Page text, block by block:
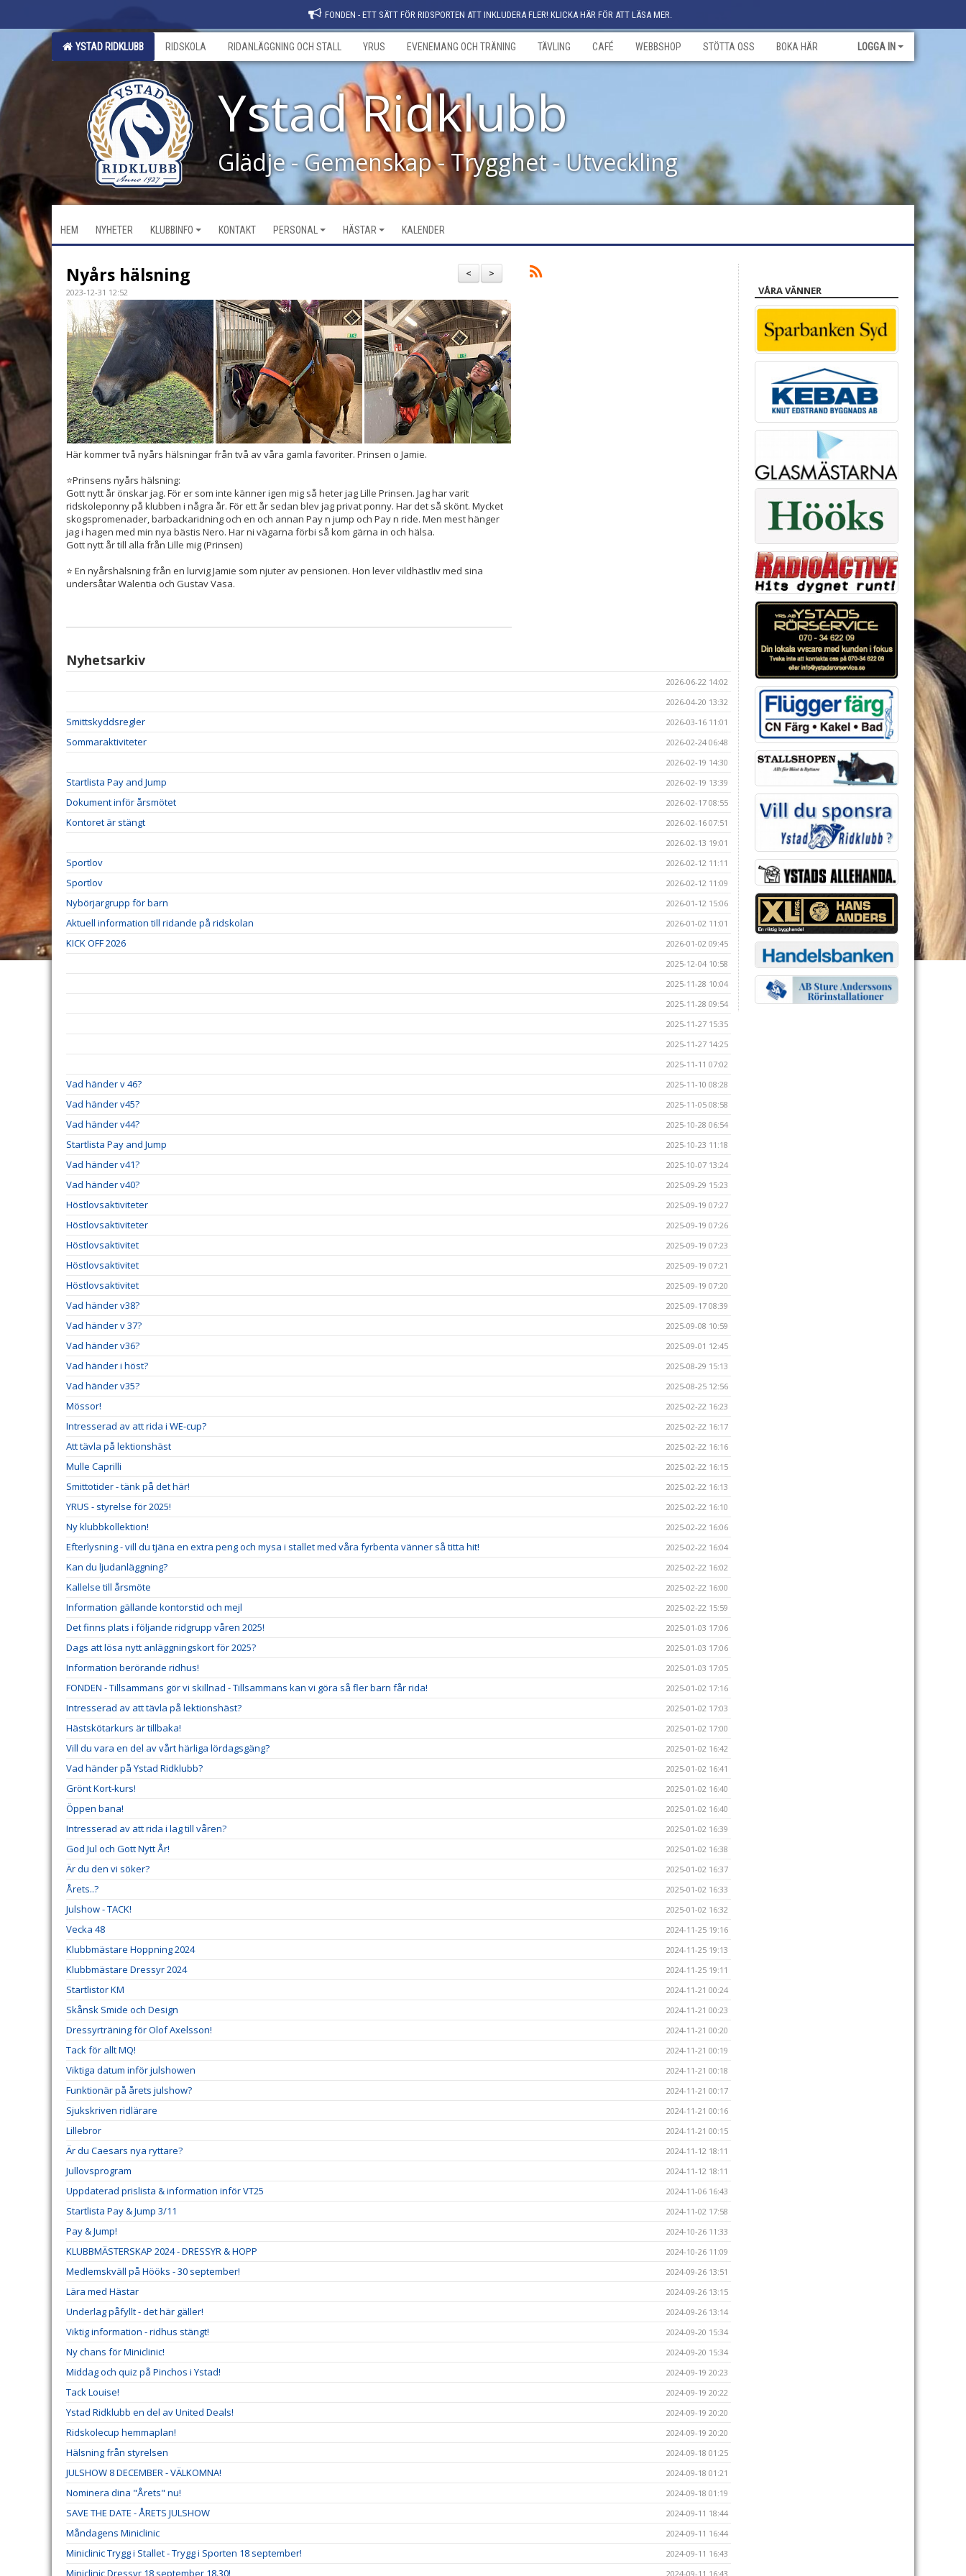
FONDEN - ETT SÄTT FÖR RIDSPORTEN ATT INKLUDERA FLER! KLICKA HÄR FÖR ATT LÄSA MER.
YSTAD RIDKLUBB RIDSKOLA RIDANLÄGGNING OCH STALL YRUS EVENEMANG OCH TRÄNING TÄVLING CAFÉ WEBBSHOP STÖTTA OSS BOKA HÄR LOGGA IN
Ystad Ridklubb
Glädje - Gemenskap - Trygghet - Utveckling
HEM NYHETER KLUBBINFO KONTAKT PERSONAL HÄSTAR KALENDER
>
<
Nyårs hälsning
2023-12-31 12:52
Här kommer två nyårs hälsningar från två av våra gamla favoriter. Prinsen o Jamie.
⭐️Prinsens nyårs hälsning:
Gott nytt år önskar jag. För er som inte känner igen mig så heter jag Lille Prinsen. Jag har varit
ridskoleponny på klubben i några år. För ett år sedan blev jag privat ponny. Har det så skönt. Mycket
skogspromenader, barbackaridning och en och annan Pay n jump och Pay n ride. Men mest hänger
jag i hagen med min nya bästis Nero. Har ni vägarna förbi så kom gärna in och hälsa.
Gott nytt år till alla från Lille mig (Prinsen)
⭐️ En nyårshälsning från en lurvig Jamie som njuter av pensionen. Hon lever vildhästliv med sina
undersåtar Walentia och Gustav Vasa.
Nyhetsarkiv
2026-06-22 14:02
2026-04-20 13:32
Smittskyddsregler 2026-03-16 11:01
Sommaraktiviteter
2026-02-24 06:48
2026-02-19 14:30
Startlista Pay and Jump 2026-02-19 13:39
Dokument inför årsmötet 2026-02-17 08:55
Kontoret är stängt
2026-02-16 07:51
2026-02-13 19:01
Sportlov 2026-02-12 11:11
Sportlov 2026-02-12 11:09
Nybörjargrupp för barn 2026-01-12 15:06
Aktuell information till ridande på ridskolan 2026-01-02 11:01
KICK OFF 2026
2026-01-02 09:45
2025-12-04 10:58
2025-11-28 10:04
2025-11-28 09:54
2025-11-27 15:35
2025-11-27 14:25
2025-11-11 07:02
Vad händer v 46? 2025-11-10 08:28
Vad händer v45? 2025-11-05 08:58
Vad händer v44? 2025-10-28 06:54
Startlista Pay and Jump 2025-10-23 11:18
Vad händer v41? 2025-10-07 13:24
Vad händer v40? 2025-09-29 15:23
Höstlovsaktiviteter 2025-09-19 07:27
Höstlovsaktiviteter 2025-09-19 07:26
Höstlovsaktivitet 2025-09-19 07:23
Höstlovsaktivitet 2025-09-19 07:21
Höstlovsaktivitet 2025-09-19 07:20
Vad händer v38? 2025-09-17 08:39
Vad händer v 37? 2025-09-08 10:59
Vad händer v36? 2025-09-01 12:45
Vad händer i höst? 2025-08-29 15:13
Vad händer v35? 2025-08-25 12:56
Mössor! 2025-02-22 16:23
Intresserad av att rida i WE-cup? 2025-02-22 16:17
Att tävla på lektionshäst 2025-02-22 16:16
Mulle Caprilli 2025-02-22 16:15
Smittotider - tänk på det här! 2025-02-22 16:13
YRUS - styrelse för 2025! 2025-02-22 16:10
Ny klubbkollektion! 2025-02-22 16:06
Efterlysning - vill du tjäna en extra peng och mysa i stallet med våra fyrbenta vänner så titta hit! 2025-02-22 16:04
Kan du ljudanläggning? 2025-02-22 16:02
Kallelse till årsmöte 2025-02-22 16:00
Information gällande kontorstid och mejl 2025-02-22 15:59
Det finns plats i följande ridgrupp våren 2025! 2025-01-03 17:06
Dags att lösa nytt anläggningskort för 2025? 2025-01-03 17:06
Information berörande ridhus! 2025-01-03 17:05
FONDEN - Tillsammans gör vi skillnad - Tillsammans kan vi göra så fler barn får rida! 2025-01-02 17:16
Intresserad av att tävla på lektionshäst? 2025-01-02 17:03
Hästskötarkurs är tillbaka! 2025-01-02 17:00
Vill du vara en del av vårt härliga lördagsgäng? 2025-01-02 16:42
Vad händer på Ystad Ridklubb? 2025-01-02 16:41
Grönt Kort-kurs! 2025-01-02 16:40
Öppen bana! 2025-01-02 16:40
Intresserad av att rida i lag till våren? 2025-01-02 16:39
God Jul och Gott Nytt År! 2025-01-02 16:38
Är du den vi söker? 2025-01-02 16:37
Årets..? 2025-01-02 16:33
Julshow - TACK! 2025-01-02 16:32
Vecka 48 2024-11-25 19:16
Klubbmästare Hoppning 2024 2024-11-25 19:13
Klubbmästare Dressyr 2024 2024-11-25 19:11
Startlistor KM 2024-11-21 00:24
Skånsk Smide och Design 2024-11-21 00:23
Dressyrträning för Olof Axelsson! 2024-11-21 00:20
Tack för allt MQ! 2024-11-21 00:19
Viktiga datum inför julshowen 2024-11-21 00:18
Funktionär på årets julshow? 2024-11-21 00:17
Sjukskriven ridlärare 2024-11-21 00:16
Lillebror 2024-11-21 00:15
Är du Caesars nya ryttare? 2024-11-12 18:11
Jullovsprogram 2024-11-12 18:11
Uppdaterad prislista & information inför VT25 2024-11-06 16:43
Startlista Pay & Jump 3/11 2024-11-02 17:58
Pay & Jump! 2024-10-26 11:33
KLUBBMÄSTERSKAP 2024 - DRESSYR & HOPP 2024-10-26 11:09
Medlemskväll på Hööks - 30 september! 2024-09-26 13:51
Lära med Hästar 2024-09-26 13:15
Underlag påfyllt - det här gäller! 2024-09-26 13:14
Viktig information - ridhus stängt! 2024-09-20 15:34
Ny chans för Miniclinic! 2024-09-20 15:34
Middag och quiz på Pinchos i Ystad! 2024-09-19 20:23
Tack Louise! 2024-09-19 20:22
Ystad Ridklubb en del av United Deals! 2024-09-19 20:20
Ridskolecup hemmaplan! 2024-09-19 20:20
Hälsning från styrelsen 2024-09-18 01:25
JULSHOW 8 DECEMBER - VÄLKOMNA! 2024-09-18 01:21
Nominera dina "Årets" nu! 2024-09-18 01:19
SAVE THE DATE - ÅRETS JULSHOW 2024-09-11 18:44
Måndagens Miniclinic 2024-09-11 16:44
Miniclinic Trygg i Stallet - Trygg i Sporten 18 september! 2024-09-11 16:43
Miniclinic Dressyr 18 september 18.30! 2024-09-11 16:43
VÅRA VÄNNER